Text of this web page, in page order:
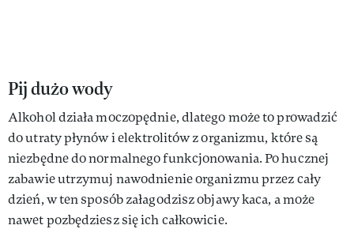
Pij dużo wody
Alkohol działa moczopędnie, dlatego może to prowadzić
do utraty płynów i elektrolitów z organizmu, które są
niezbędne do normalnego funkcjonowania. Po hucznej
zabawie utrzymuj nawodnienie organizmu przez cały
dzień, w ten sposób załagodzisz objawy kaca, a może
nawet pozbędziesz się ich całkowicie.